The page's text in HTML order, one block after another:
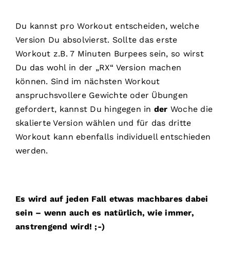
Du kannst pro Workout entscheiden, welche
Version Du absolvierst. Sollte das erste
Workout z.B. 7 Minuten Burpees sein, so wirst
Du das wohl in der „RX“ Version machen
können. Sind im nächsten Workout
anspruchsvollere Gewichte oder Übungen
gefordert, kannst Du hingegen in der Woche die
skalierte Version wählen und für das dritte
Workout kann ebenfalls individuell entschieden
werden.
Es wird auf jeden Fall etwas machbares dabei
sein – wenn auch es natürlich, wie immer,
anstrengend wird! ;-)